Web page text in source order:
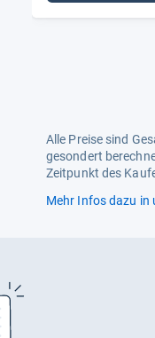
Alle Preise sind
gesondert
Zeitpunkt des
Mehr Infos dazu in